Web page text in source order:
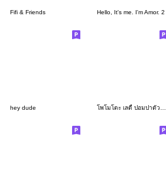
Fifi & Friends Hello, It's me. I'm Amor. 2
hey dude โพโมโตะ เลดี้ ปอมปาดัวร์ 2